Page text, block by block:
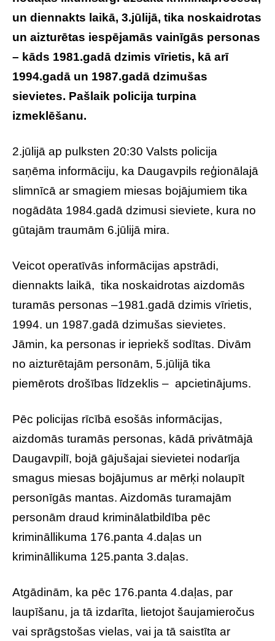
un diennakts laikā, 3.jūlijā, tika noskaidrotas
un aizturētas iespējamās vainīgās personas
– kāds 1981.gadā dzimis vīrietis, kā arī
1994.gadā un 1987.gadā dzimušas
sievietes. Pašlaik policija turpina
izmeklēšanu.
2.jūlijā ap pulksten 20:30 Valsts policija
saņēma informāciju, ka Daugavpils reģionālajā
slimnīcā ar smagiem miesas bojājumiem tika
nogādāta 1984.gadā dzimusi sieviete, kura no
gūtajām traumām 6.jūlijā mira.
Veicot operatīvās informācijas apstrādi,
diennakts laikā, tika noskaidrotas aizdomās
turamās personas –1981.gadā dzimis vīrietis,
1994. un 1987.gadā dzimušas sievietes.
Jāmin, ka personas ir iepriekš sodītas. Divām
no aizturētajām personām, 5.jūlijā tika
piemērots drošības līdzeklis – apcietinājums.
Pēc policijas rīcībā esošās informācijas,
aizdomās turamās personas, kādā privātmājā
Daugavpilī, bojā gājušajai sievietei nodarīja
smagus miesas bojājumus ar mērķi nolaupīt
personīgās mantas. Aizdomās turamajām
personām draud kriminālatbildība pēc
krimināllikuma 176.panta 4.daļas un
krimināllikuma 125.panta 3.daļas.
Atgādinām, ka pēc 176.panta 4.daļas, par
laupīšanu, ja tā izdarīta, lietojot šaujamieročus
vai sprāgstošas vielas, vai ja tā saistīta ar